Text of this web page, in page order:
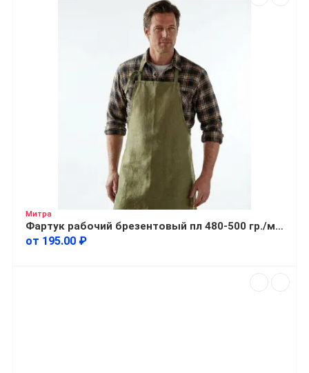
Митра
Фартук рабочий брезентовый пл 480-500 гр./м2 без кармана
от 195.00 ₽